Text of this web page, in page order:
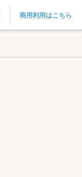
商用利用はこちら